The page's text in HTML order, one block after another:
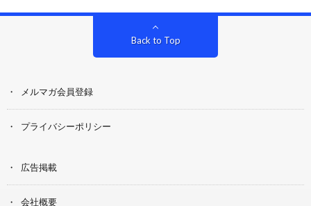
Back to Top
メルマガ会員登録
プライバシーポリシー
広告掲載
会社概要